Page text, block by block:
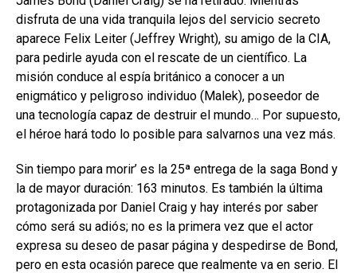
disfruta de una vida tranquila lejos del servicio secreto
aparece Felix Leiter (Jeffrey Wright), su amigo de la CIA,
para pedirle ayuda con el rescate de un científico. La
misión conduce al espía británico a conocer a un
enigmático y peligroso individuo (Malek), poseedor de
una tecnología capaz de destruir el mundo… Por supuesto,
el héroe hará todo lo posible para salvarnos una vez más.
Sin tiempo para morir’ es la 25ª entrega de la saga Bond y
la de mayor duración: 163 minutos. Es también la última
protagonizada por Daniel Craig y hay interés por saber
cómo será su adiós; no es la primera vez que el actor
expresa su deseo de pasar página y despedirse de Bond,
pero en esta ocasión parece que realmente va en serio. El